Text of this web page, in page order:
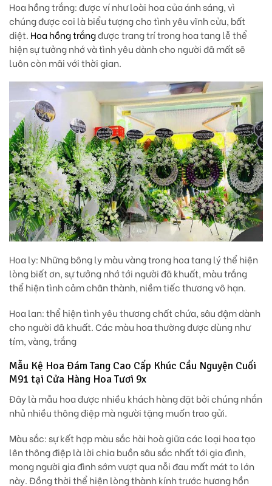
Hoa hồng trắng: được ví như loài hoa của ánh sáng, vì
chúng được coi là biểu tượng cho tình yêu vĩnh cửu, bất
diệt. Hoa hồng trắngđược trang trí trong hoa tang lễ thể
hiện sự tưởng nhớ và tình yêu dành cho người đã mất sẽ
luôn còn mãi với thời gian.
Hoa ly: Những bông ly màu vàng trong hoa tang lý thể hiện
lòng biết ơn, sự tưởng nhớ tới người đã khuất, màu trắng
thể hiện tình cảm chân thành, niềm tiếc thương vô hạn.
Hoa lan: thể hiện tình yêu thương chất chứa, sâu đậm dành
cho người đã khuất. Các màu hoa thường được dùng như
tím, vàng, trắng
Mẫu Kệ Hoa Đám Tang Cao Cấp Khúc Cầu Nguyện Cuối
M91 tại Cửa Hàng Hoa Tươi 9x
Đây là mẫu hoa được nhiều khách hàng đặt bởi chúng nhắn
nhủ nhiều thông điệp mà người tặng muốn trao gửi.
Màu sắc:sự kết hợp màu sắc hài hoà giữa các loại hoa tạo
lên thông điệp là lời chia buồn sâu sắc nhất tới gia đình,
mong người gia đình sớm vượt qua nỗi đau mất mát to lớn
này. Đồng thời thể hiện lòng thành kính trước hương hồn